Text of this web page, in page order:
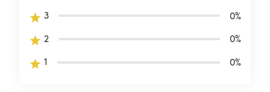
3
0%
2
0%
1
0%